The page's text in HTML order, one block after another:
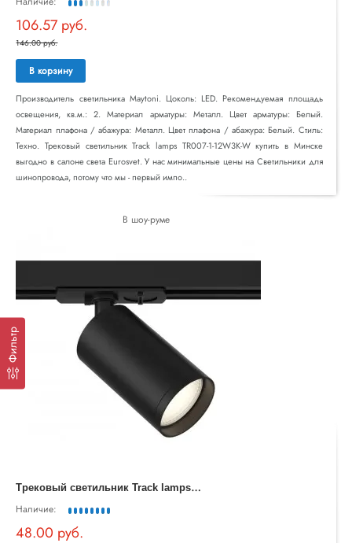
Фильтр
106.57 руб.
146.00 руб.
В корзину
Производитель светильника Maytoni. Цоколь: LED. Рекомендуемая площадь
освещения, кв.м.: 2. Материал арматуры: Металл. Цвет арматуры: Белый.
Материал плафона / абажура: Металл. Цвет плафона / абажура: Белый. Стиль:
Техно. Трековый светильник Track lamps TR007-1-12W3K-W купить в Минске
выгодно в салоне света Eurosvet. У нас минимальные цены на Светильники для
шинопровода, потому что мы - первый импо..
В шоу-руме
Т
рековый светильник Track lamps TR020-1-GU10-B
Наличие:
48.00 руб.